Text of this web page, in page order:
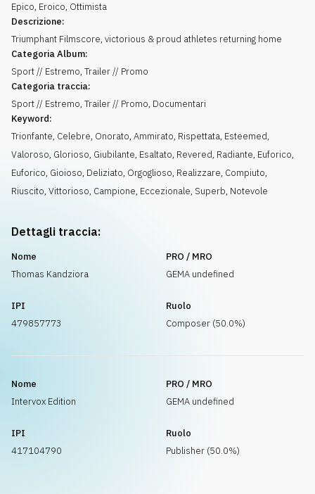
Epico, Eroico, Ottimista
Descrizione:
Triumphant Filmscore, victorious & proud athletes returning home
Categoria Album:
Sport // Estremo, Trailer // Promo
Categoria traccia:
Sport // Estremo, Trailer // Promo, Documentari
Keyword:
Trionfante, Celebre, Onorato, Ammirato, Rispettata, Esteemed,
Valoroso, Glorioso, Giubilante, Esaltato, Revered, Radiante, Euforico,
Euforico, Gioioso, Deliziato, Orgoglioso, Realizzare, Compiuto,
Riuscito, Vittorioso, Campione, Eccezionale, Superb, Notevole
Dettagli traccia:
Nome
Thomas Kandziora
PRO / MRO
GEMA undefined
IPI
479857773
Ruolo
Composer (50.0%)
Nome
Intervox Edition
PRO / MRO
GEMA undefined
IPI
417104790
Ruolo
Publisher (50.0%)